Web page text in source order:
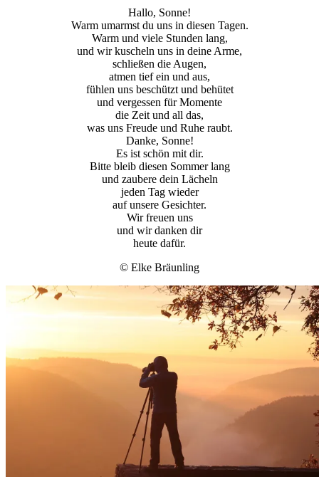
Hallo, Sonne!
Warm umarmst du uns in diesen Tagen.
Warm und viele Stunden lang,
und wir kuscheln uns in deine Arme,
schließen die Augen,
atmen tief ein und aus,
fühlen uns beschützt und behütet
und vergessen für Momente
die Zeit und all das,
was uns Freude und Ruhe raubt.
Danke, Sonne!
Es ist schön mit dir.
Bitte bleib diesen Sommer lang
und zaubere dein Lächeln
jeden Tag wieder
auf unsere Gesichter.
Wir freuen uns
und wir danken dir
heute dafür.
© Elke Bräunling